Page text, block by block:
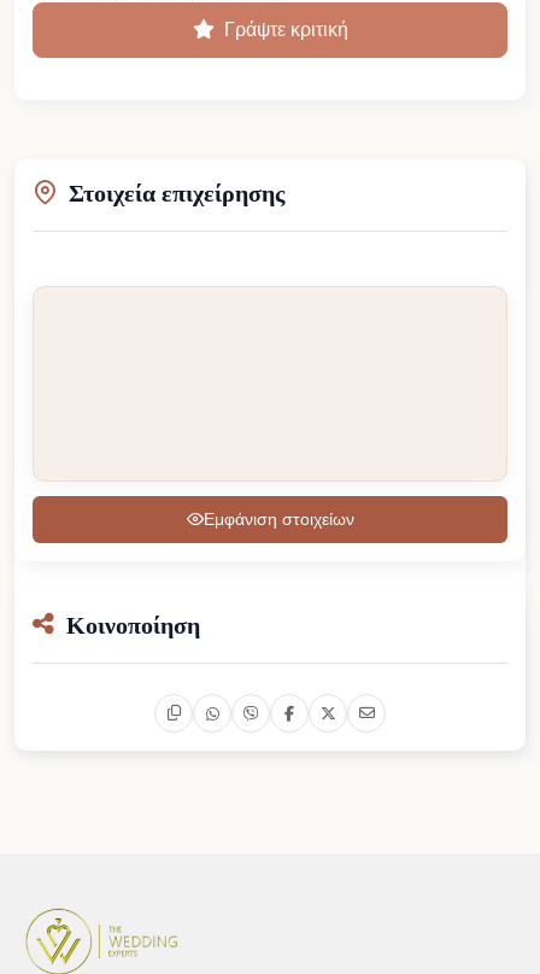
Γράψτε κριτική
Στοιχεία επιχείρησης
Εμφάνιση στοιχείων
Κοινοποίηση